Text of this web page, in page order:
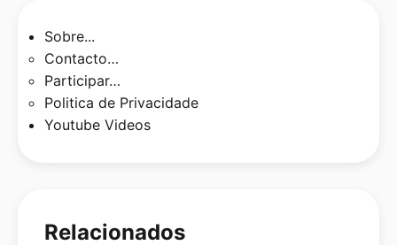
Sobre...
Contacto…
Participar…
Politica de Privacidade
Youtube Videos
Relacionados